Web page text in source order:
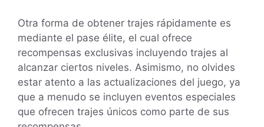
Otra forma de obtener trajes rápidamente es
mediante el pase élite, el cual ofrece
recompensas exclusivas incluyendo trajes al
alcanzar ciertos niveles. Asimismo, no olvides
estar atento a las actualizaciones del juego, ya
que a menudo se incluyen eventos especiales
que ofrecen trajes únicos como parte de sus